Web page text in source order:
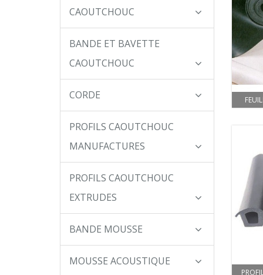
CAOUTCHOUC
BANDE ET BAVETTE
CAOUTCHOUC
CORDE
PROFILS CAOUTCHOUC
MANUFACTURES
PROFILS CAOUTCHOUC
EXTRUDES
BANDE MOUSSE
MOUSSE ACOUSTIQUE